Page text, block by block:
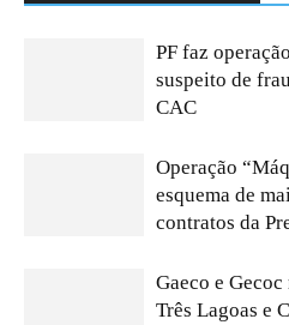
PF faz
suspeito de
CAC
Operação
esquema de
contratos da
Gaeco e
Três Lagoas e